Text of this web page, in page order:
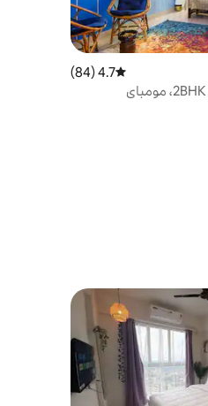
متوسط التقييم 4.7 من 5، 84 مراجعات
4.7 (84)